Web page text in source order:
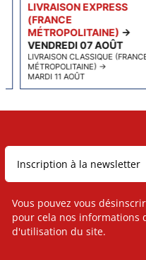
LIVRAISON EXPRESS
(FRANCE
MÉTROPOLITAINE) →
VENDREDI 07 AOÛT
LIVRAISON CLASSIQUE
MÉTROPOLITAINE) →
MARDI 11 AOÛT
Vous pouvez vous
pour cela nos informations
d'utilisation du site.